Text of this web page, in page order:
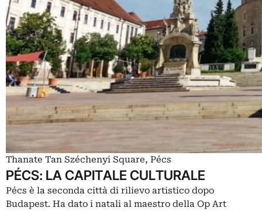
Thanate Tan Széchenyi Square, Pécs
PÉCS: LA CAPITALE CULTURALE
Pécs è la seconda città di rilievo artistico dopo
Budapest. Ha dato i natali al maestro della Op Art